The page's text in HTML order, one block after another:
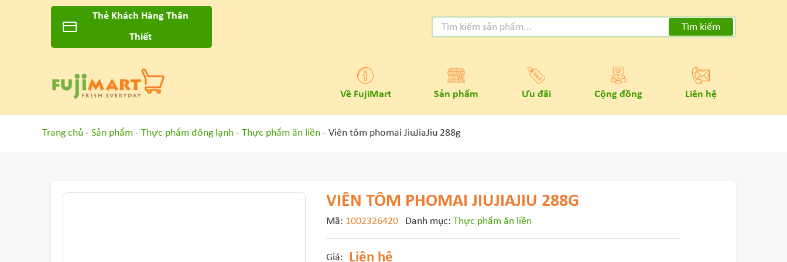
Thẻ Khách Hàng Thân
Thiết
Tìm kiếm
Về FujiMart Sản phẩm Ưu đãi Cộng đồng Liên hệ
Trang chủ - Sản phẩm - Thực phẩm đông lạnh - Thực phẩm ăn liền - Viên tôm phomai JiuJiaJiu 288g
VIÊN TÔM PHOMAI JIUJIAJIU 288G
Mã: 1002326420 Danh mục: Thực phẩm ăn liền
Giá: Liên hệ